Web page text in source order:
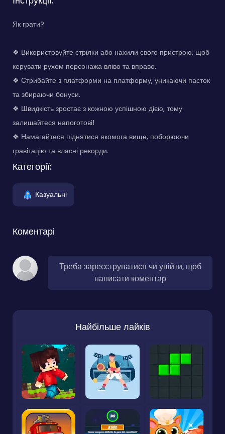
Як грати?
❖ Використовуйте стрілки або нахили свого пристрою, щоб
керувати рухом персонажа вліво та вправо.
❖ Стрибайте з платформи на платформу, уникаючи пасток
та збираючи бонуси.
❖ Швидкість зростає з кожною успішною дією, тому
залишайтеся напоготові!
❖ Намагайтеся піднятися якомога вище, поборюючи
гравітацію та власні рекорди.
Категорії:
Казуальні
Коментарі
Треба зареєструватися чи увійти, щоб
написати коментар
Найбільше лайків